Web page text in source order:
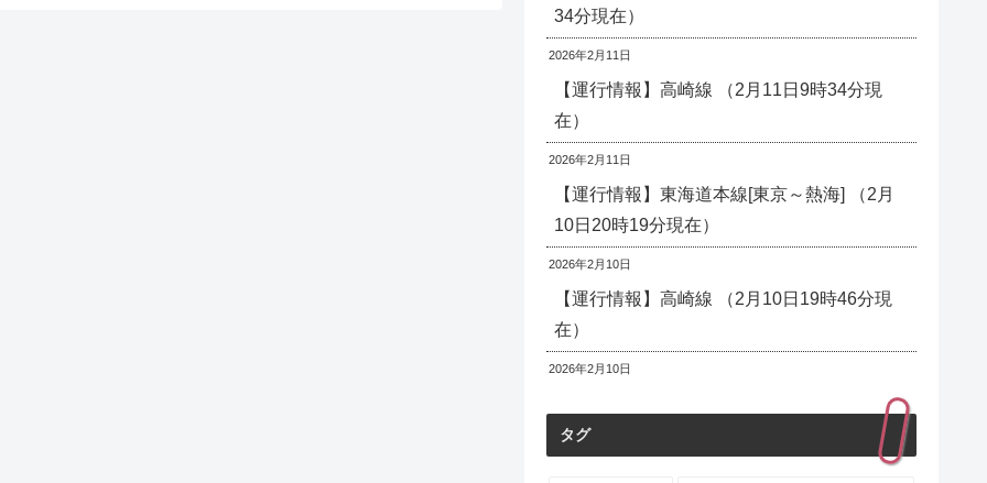
34分現在）
2026年2月11日
【運行情報】高崎線 （2月11日9時34分現
在）
2026年2月11日
【運行情報】東海道本線[東京～熱海] （2月
10日20時19分現在）
2026年2月10日
【運行情報】高崎線 （2月10日19時46分現
在）
2026年2月10日
タグ